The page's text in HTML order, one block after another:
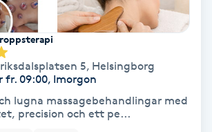
5, Helsingborg
fr. 09:00, Imorgon
lugna massagebehandlingar med
precision och ett pe...